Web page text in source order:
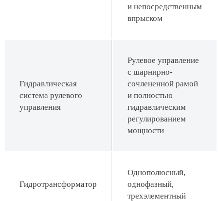
и непосредственным
впрыском
Гидравлическая
система рулевого
управления
Рулевое управление
с шарнирно-
сочлененной рамой
и полностью
гидравлическим
регулированием
мощности
Гидротрансформатор
Однополюсный,
однофазный,
трехэлементный